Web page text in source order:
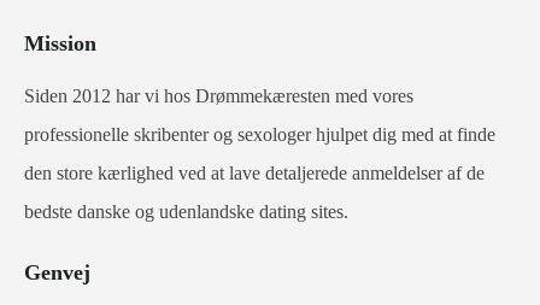
Mission
Siden 2012 har vi hos Drømmekæresten med vores
professionelle skribenter og sexologer hjulpet dig med at finde
den store kærlighed ved at lave detaljerede anmeldelser af de
bedste danske og udenlandske dating sites.
Genvej